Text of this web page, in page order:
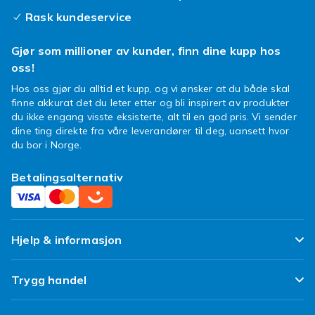
samler. Nettopp overraskelsen ved a apne en
og voksne.
Vanlige kort og spesialkort
Et fotballkortsett bestar vanligvis av basiskort
med vanlige spillere, samt sjeldnere kort som
glitterkort, signaturkort og nummererte
ettertraktede blant samlere, og kan bli
verdifulle over tid. Du finner ogsa startpakker,
stand. For mange er det like gøy a bytte kort
Til hvem passer fotballkort?
Rask kundeservice
Gjør som millioner av kunder, finn dine kupp hos
oss!
Hos oss gjør du alltid et kupp, og vi ønsker at du både skal
finne akkurat det du leter etter og bli inspirert av produkter
du ikke engang visste eksisterte, alt til en god pris. Vi sender
dine ting direkte fra våre leverandører til deg, uansett hvor
du bor i Norge.
Betalingsalternativ
Hjelp & informasjon
Ofte stilte spørsmål
Spor pakken min
Trygg handel